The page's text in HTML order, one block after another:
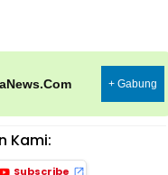
+ Gabung
Kami:
Subscribe